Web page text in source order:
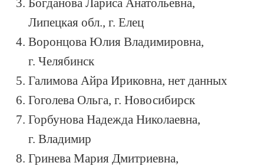
Липецкая обл., г. Елец
Воронцова Юлия Владимировна,
г. Челябинск
Галимова Айра Ириковна, нет данных
Гоголева Ольга, г. Новосибирск
Горбунова Надежда Николаевна,
г. Владимир
Гринева Мария Дмитриевна,